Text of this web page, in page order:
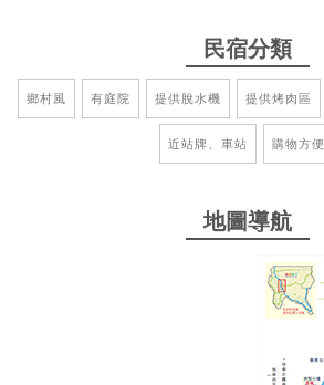
民宿分類
鄉村風 有庭院 提供脫水機 提供烤肉區
近站牌、車站 購物方便
地圖導航